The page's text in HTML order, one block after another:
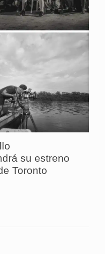
su estreno
Toronto